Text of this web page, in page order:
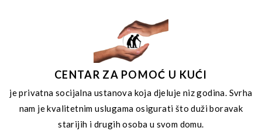
CENTAR ZA POMOĆ U KUĆI
je privatna socijalna ustanova koja djeluje niz godina. Svrha
nam je kvalitetnim uslugama osigurati što duži boravak
starijih i drugih osoba u svom domu.